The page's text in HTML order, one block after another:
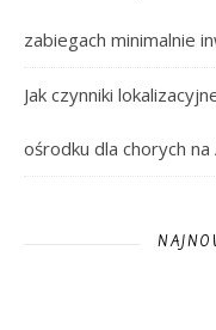
zabiegach minimalnie
Jak czynniki
ośrodku dla chorych na